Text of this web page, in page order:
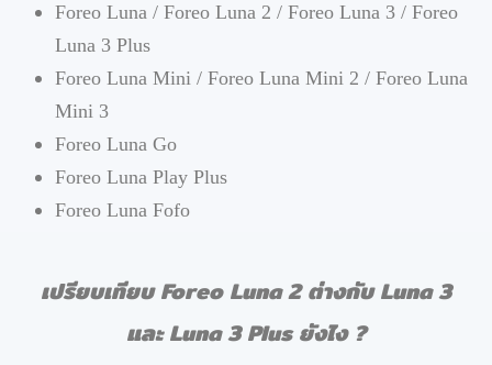
Foreo Luna / Foreo Luna 2 / Foreo Luna 3 / Foreo
Luna 3 Plus
Foreo Luna Mini / Foreo Luna Mini 2 / Foreo Luna
Mini 3
Foreo Luna Go
Foreo Luna Play Plus
Foreo Luna Fofo
เปรียบเทียบForeo Luna 2 ต่างกับ Luna 3
และ Luna 3 Plus ยังไง ?